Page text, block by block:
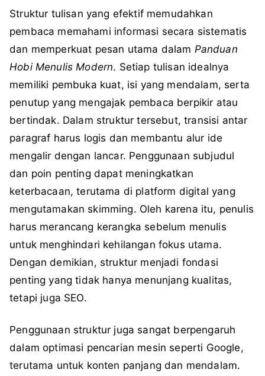
Struktur tulisan yang efektif memudahkan
pembaca memahami informasi secara sistematis
dan memperkuat pesan utama dalam Panduan
Hobi Menulis Modern. Setiap tulisan idealnya
memiliki pembuka kuat, isi yang mendalam, serta
penutup yang mengajak pembaca berpikir atau
bertindak. Dalam struktur tersebut, transisi antar
paragraf harus logis dan membantu alur ide
mengalir dengan lancar. Penggunaan subjudul
dan poin penting dapat meningkatkan
keterbacaan, terutama di platform digital yang
mengutamakan skimming. Oleh karena itu, penulis
harus merancang kerangka sebelum menulis
untuk menghindari kehilangan fokus utama.
Dengan demikian, struktur menjadi fondasi
penting yang tidak hanya menunjang kualitas,
tetapi juga SEO.
Penggunaan struktur juga sangat berpengaruh
dalam optimasi pencarian mesin seperti Google,
terutama untuk konten panjang dan mendalam.